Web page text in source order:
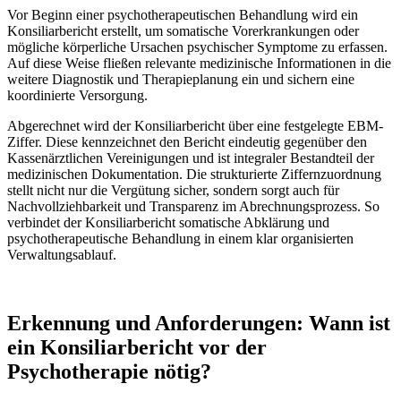
Vor Beginn einer psychotherapeutischen Behandlung wird ein
Konsiliarbericht erstellt, um somatische Vorerkrankungen oder
mögliche körperliche Ursachen psychischer Symptome zu erfassen.
Auf diese Weise fließen relevante medizinische Informationen in die
weitere Diagnostik und Therapieplanung ein und sichern eine
koordinierte Versorgung.
Abgerechnet wird der Konsiliarbericht über eine festgelegte EBM-
Ziffer. Diese kennzeichnet den Bericht eindeutig gegenüber den
Kassenärztlichen Vereinigungen und ist integraler Bestandteil der
medizinischen Dokumentation. Die strukturierte Ziffernzuordnung
stellt nicht nur die Vergütung sicher, sondern sorgt auch für
Nachvollziehbarkeit und Transparenz im Abrechnungsprozess. So
verbindet der Konsiliarbericht somatische Abklärung und
psychotherapeutische Behandlung in einem klar organisierten
Verwaltungsablauf.
Erkennung und Anforderungen: Wann ist
ein Konsiliarbericht vor der
Psychotherapie nötig?